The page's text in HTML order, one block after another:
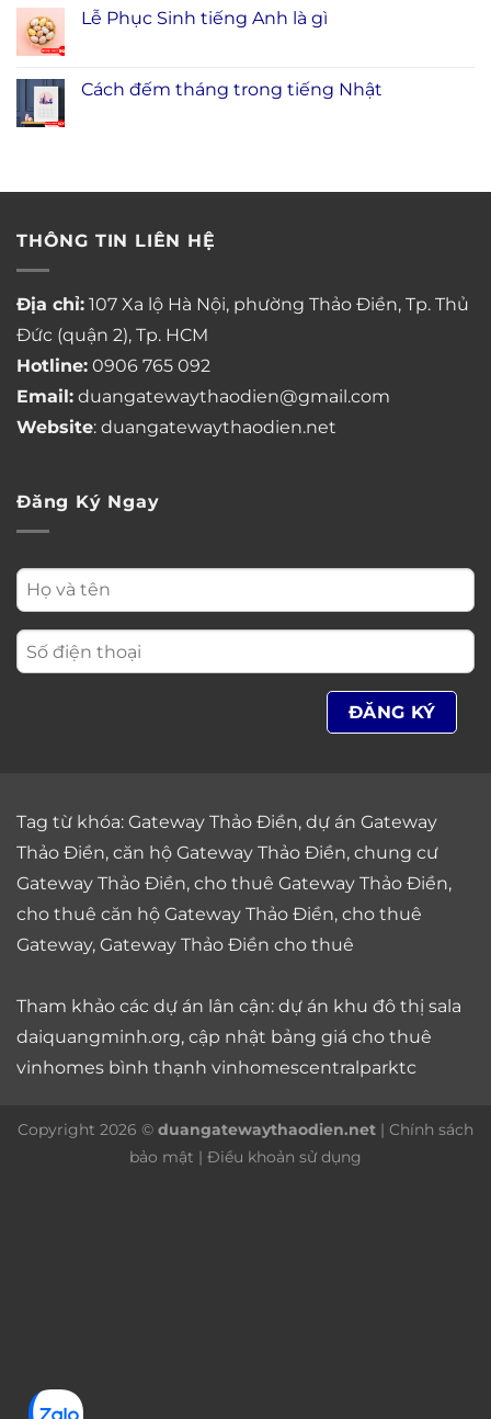
Lễ Phục Sinh tiếng Anh là gì
Cách đếm tháng trong tiếng Nhật
THÔNG TIN LIÊN HỆ
Địa chỉ: 107 Xa lộ Hà Nội, phường Thảo Điền, Tp. Thủ
Đức (quận 2), Tp. HCM
Hotline: 0906 765 092
Email: duangatewaythaodien@gmail.com
Website: duangatewaythaodien.net
Đăng Ký Ngay
Tag từ khóa: Gateway Thảo Điền, dự án Gateway
Thảo Điền, căn hộ Gateway Thảo Điền, chung cư
Gateway Thảo Điền, cho thuê Gateway Thảo Điền,
cho thuê căn hộ Gateway Thảo Điền, cho thuê
Gateway, Gateway Thảo Điền cho thuê
Tham khảo các dự án lân cận: dự án khu đô thị sala
daiquangminh.org, cập nhật bảng giá cho thuê
vinhomes bình thạnh vinhomescentralparktc
Copyright 2026 © duangatewaythaodien.net | Chính sách
bảo mật | Điều khoản sử dụng